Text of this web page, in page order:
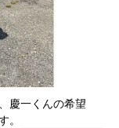
慶一くんの希望